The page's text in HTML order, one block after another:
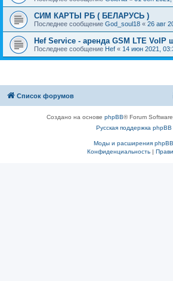
СИМ КАРТЫ РБ ( БЕЛАРУСЬ )
Последнее сообщение God_soul18 « 26 авг
Hef Service - аренда GSM LTE
Последнее сообщение Hef « 14 июн 2021,
Список форумов
Создано на основе phpBB® Forum
Русская поддержка phpBB
Моды и расширения phpBB
Конфиденциальность|